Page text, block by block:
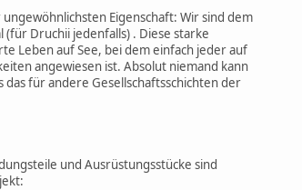
Eigenschaft: Wir sind dem
Druchii jedenfalls) . Diese starke
Leben auf See, bei dem einfach jeder auf
angewiesen ist. Absolut niemand kann
für andere Gesellschaftsschichten der
und Ausrüstungsstücke sind